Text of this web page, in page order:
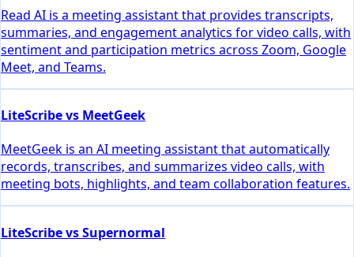
Read AI is a meeting assistant that provides transcripts,
summaries, and engagement analytics for video calls, with
sentiment and participation metrics across Zoom, Google
Meet, and Teams.
LiteScribe vs MeetGeek
MeetGeek is an AI meeting assistant that automatically
records, transcribes, and summarizes video calls, with
meeting bots, highlights, and team collaboration features.
LiteScribe vs Supernormal